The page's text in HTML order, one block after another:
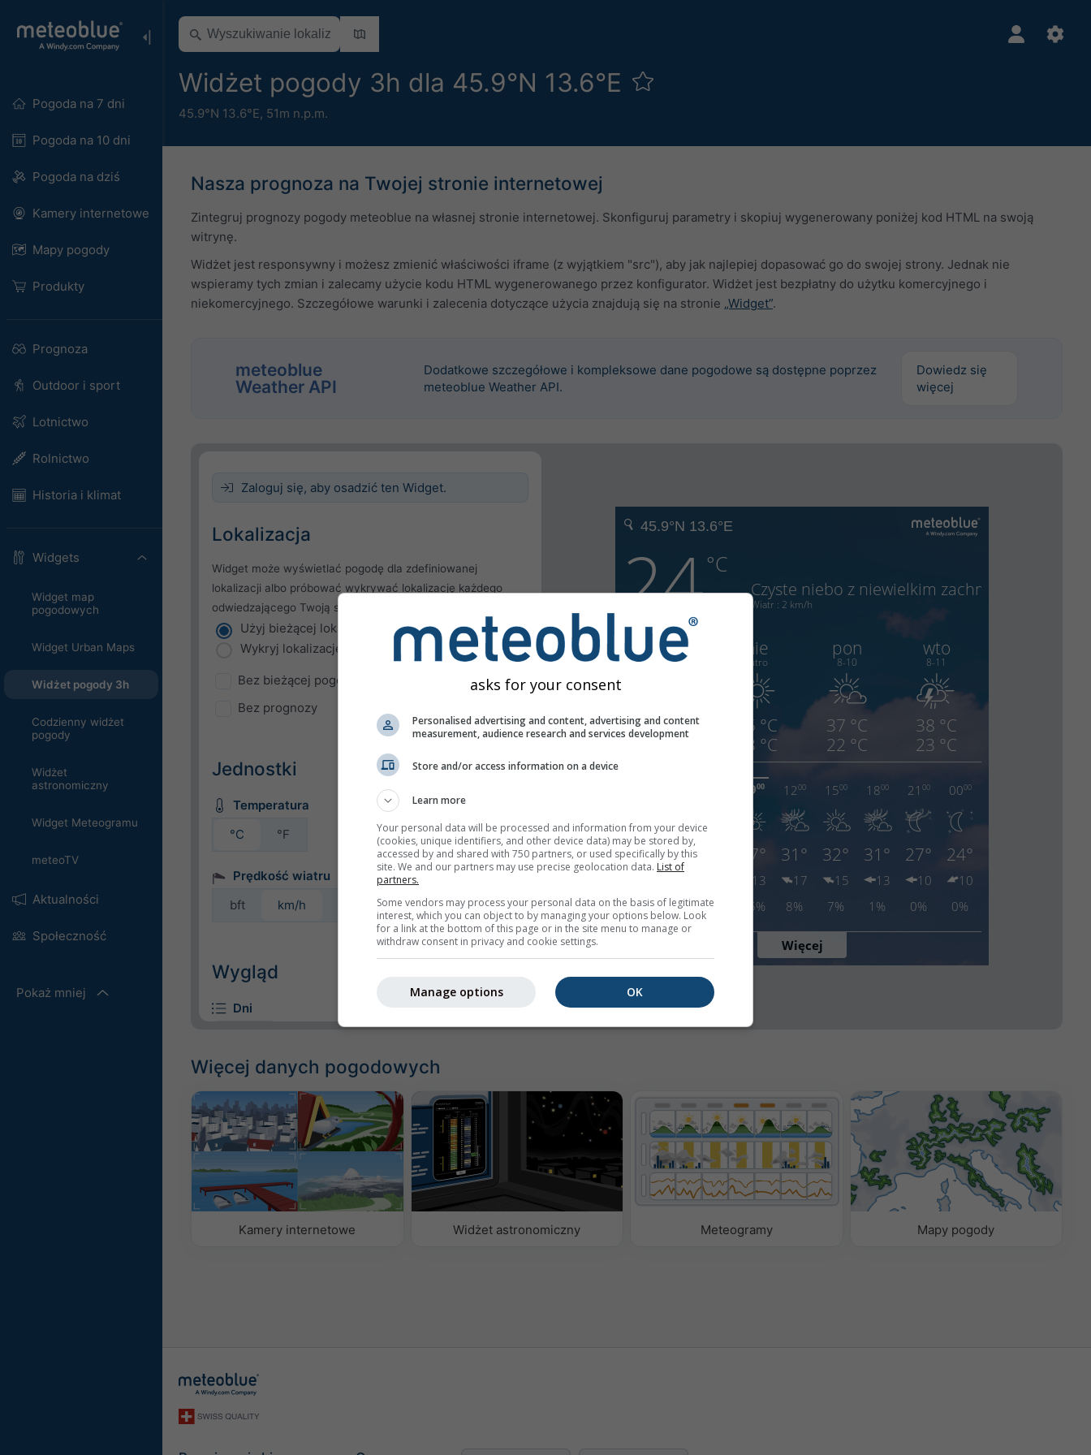
Pogoda na 7 dni
Pogoda na 10 dni
Pogoda na dziś
Kamery internetowe
Mapy pogody
Produkty
Prognoza
Outdoor i sport
Lotnictwo
Rolnictwo
Historia i klimat
Widgets
Widget map
pogodowych
Widget Urban Maps
Widżet pogody 3h
Codzienny widżet
pogody
Widżet
astronomiczny
Widget Meteogramu
meteoTV
Aktualności
Społeczność
Pokaż mniej
Widżet pogody 3h dla 45.9°N 13.6°E
45.9°N 13.6°E, 51m n.p.m.
Nasza prognoza na Twojej stronie internetowej
Zintegruj prognozy pogody meteoblue na własnej stronie internetowej. Skonfiguruj parametry i skopiuj wygenerowany poniżej kod HTML na swoją
witrynę.
Widżet jest responsywny i możesz zmienić właściwości iframe (z wyjątkiem "src"), aby jak najlepiej dopasować go do swojej strony. Jednak nie
wspieramy tych zmian i zalecamy użycie kodu HTML wygenerowanego przez konfigurator. Widżet jest bezpłatny do użytku komercyjnego i
niekomercyjnego. Szczegółowe warunki i zalecenia dotyczące użycia znajdują się na stronie „Widget”.
meteoblue
Weather API
Dodatkowe szczegółowe i kompleksowe dane pogodowe są dostępne poprzez
meteoblue Weather API.
Dowiedz się
więcej
Zaloguj się, aby osadzić ten Widget.
Lokalizacja
Widget może wyświetlać pogodę dla zdefiniowanej
lokalizacji albo próbować wykrywać lokalizację każdego
odwiedzającego Twoją stronę.
Użyj bieżącej lokalizacji
Wykryj lokalizację użytkownika
Bez bieżącej pogody
Bez prognozy
Jednostki
Temperatura
°C
°F
Prędkość wiatru
bft
km/h mph kn
Wygląd
Dni
Tło
Z obrazem tła
Z kolorem tła
Bez tła: ciemny tekst
Bez tła: jasny tekst
Więcej danych pogodowych
Kamery internetowe Widżet astronomiczny Meteogramy Mapy pogody
asks for your consent
Personalised advertising and content, advertising and content
measurement, audience research and services development
Store and/or access information on a device
Learn more
Your personal data will be processed and information from your device
(cookies, unique identifiers, and other device data) may be stored by,
accessed by and shared with 750 partners, or used specifically by this
site. We and our partners may use precise geolocation data. List of
partners.
Some vendors may process your personal data on the basis of legitimate
interest, which you can object to by managing your options below. Look
for a link at the bottom of this page or in the site menu to manage or
withdraw consent in privacy and cookie settings.
OK
Manage options